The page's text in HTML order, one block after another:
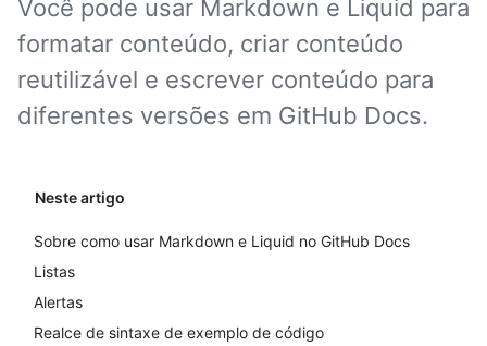
Você pode usar Markdown e Liquid para
formatar conteúdo, criar conteúdo
reutilizável e escrever conteúdo para
diferentes versões em GitHub Docs.
Neste artigo
Sobre como usar Markdown e Liquid no GitHub Docs
Listas
Alertas
Realce de sintaxe de exemplo de código